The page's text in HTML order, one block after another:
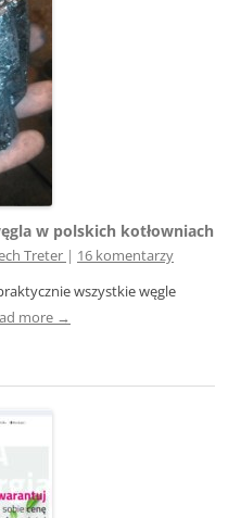
w polskich kotłowniach
Treter | 16 komentarzy
wszystkie węgle
more →